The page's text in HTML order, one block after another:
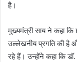
है।
मुख्यमंत्री साय ने कहा कि
उल्लेखनीय प्रगति की है
रहे हैं। उन्होंने कहा कि